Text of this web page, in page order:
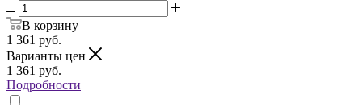
В корзину
1 361 руб.
Варианты цен
1 361 руб.
Подробности